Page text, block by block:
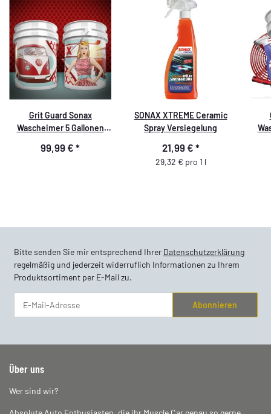
Grit Guard Sonax
Wascheimer 5 Gallonen
teilig
99,99 € *
SONAX XTREME Ceramic
Spray Versiegelung
21,99 € *
29,32 € pro 1 l
Bitte senden Sie mir entsprechend Ihrer Datenschutzerklärung
regelmäßig und jederzeit widerruflich Informationen zu Ihrem
Produktsortiment per E-Mail zu.
Abonnieren
Über uns
Wer sind wir?